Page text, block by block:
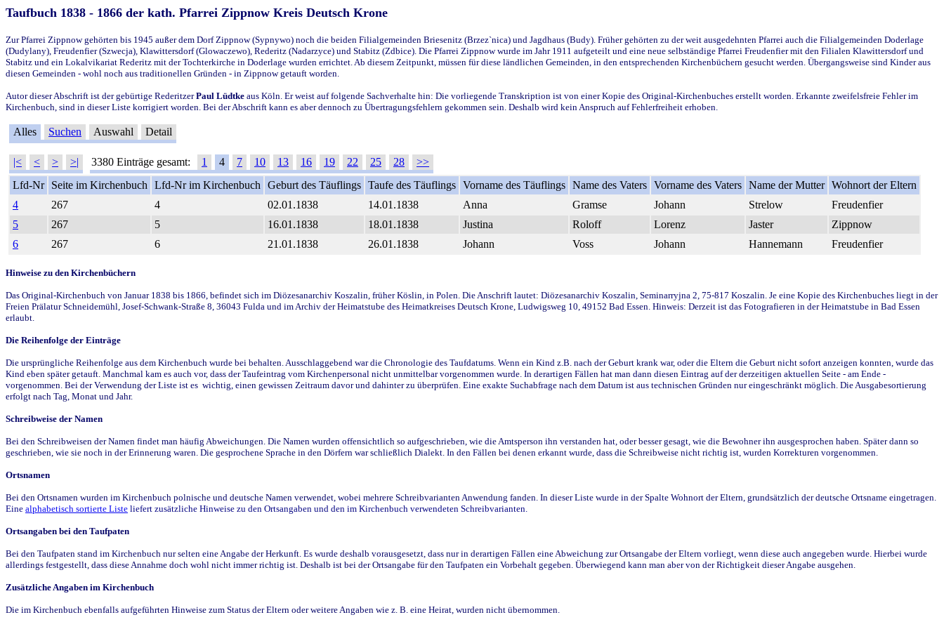
Taufbuch 1838 - 1866 der kath. Pfarrei Zippnow Kreis Deutsch Krone
Zur Pfarrei Zippnow gehörten bis 1945 außer dem Dorf Zippnow (Sypnywo) noch die beiden Filialgemeinden Briesenitz (Brzez`nica) und Jagdhaus (Budy). Früher gehörten zu der weit ausgedehnten Pfarrei auch die Filialgemeinden Doderlage
(Dudylany), Freudenfier (Szwecja), Klawittersdorf (Glowaczewo), Rederitz (Nadarzyce) und Stabitz (Zdbice). Die Pfarrei Zippnow wurde im Jahr 1911 aufgeteilt und eine neue selbständige Pfarrei Freudenfier mit den Filialen Klawittersdorf und
Stabitz und ein Lokalvikariat Rederitz mit der Tochterkirche in Doderlage wurden errichtet. Ab diesem Zeitpunkt, müssen für diese ländlichen Gemeinden, in den entsprechenden Kirchenbüchern gesucht werden. Übergangsweise sind Kinder aus
diesen Gemeinden - wohl noch aus traditionellen Gründen - in Zippnow getauft worden.
Autor dieser Abschrift ist der gebürtige RederitzerPaul Lüdtke aus Köln. Er weist auf folgende Sachverhalte hin: Die vorliegende Transkription ist von einer Kopie des Original-Kirchenbuches erstellt worden. Erkannte zweifelsfreie Fehler im
Kirchenbuch, sind in dieser Liste korrigiert worden. Bei der Abschrift kann es aber dennoch zu Übertragungsfehlern gekommen sein. Deshalb wird kein Anspruch auf Fehlerfreiheit erhoben.
Alles Suchen Auswahl Detail
|< < > >| 3380 Einträge gesamt: 1 4 7 10 13 16 19 22 25 28
>>
Lfd-Nr
Seite im Kirchenbuch Lfd-Nr im Kirchenbuch Geburt des Täuflings Taufe des Täuflings Vorname des Täuflings Name des Vaters Vorname des Vaters Name der Mutter Wohnort der Eltern
4
267 4 02.01.1838 14.01.1838 Anna Gramse Johann Strelow
Freudenfier
5
267 5 16.01.1838 18.01.1838 Justina Roloff Lorenz Jaster
Zippnow
6
267 6 21.01.1838 26.01.1838 Johann Voss Johann Hannemann Freudenfier
Hinweise zu den Kirchenbüchern
Das Original-Kirchenbuch von Januar 1838 bis 1866, befindet sich im Diözesanarchiv Koszalin, früher Köslin, in Polen. Die Anschrift lautet: Diözesanarchiv Koszalin, Seminarryjna 2, 75-817 Koszalin. Je eine Kopie des Kirchenbuches liegt in der
Freien Prälatur Schneidemühl, Josef-Schwank-Straße 8, 36043 Fulda und im Archiv der Heimatstube des Heimatkreises Deutsch Krone, Ludwigsweg 10, 49152 Bad Essen. Hinweis: Derzeit ist das Fotografieren in der Heimatstube in Bad Essen
erlaubt.
Die Reihenfolge der Einträge
Die ursprüngliche Reihenfolge aus dem Kirchenbuch wurde bei behalten. Ausschlaggebend war die Chronologie des Taufdatums. Wenn ein Kind z.B. nach der Geburt krank war, oder die Eltern die Geburt nicht sofort anzeigen konnten, wurde das
Kind eben später getauft. Manchmal kam es auch vor, dass der Taufeintrag vom Kirchenpersonal nicht unmittelbar vorgenommen wurde. In derartigen Fällen hat man dann diesen Eintrag auf der derzeitigen aktuellen Seite - am Ende -
vorgenommen. Bei der Verwendung der Liste ist es wichtig, einen gewissen Zeitraum davor und dahinter zu überprüfen. Eine exakte Suchabfrage nach dem Datum ist aus technischen Gründen nur eingeschränkt möglich. Die Ausgabesortierung
erfolgt nach Tag, Monat und Jahr.
Schreibweise der Namen
Bei den Schreibweisen der Namen findet man häufig Abweichungen. Die Namen wurden offensichtlich so aufgeschrieben, wie die Amtsperson ihn verstanden hat, oder besser gesagt, wie die Bewohner ihn ausgesprochen haben. Später dann so
geschrieben, wie sie noch in der Erinnerung waren. Die gesprochene Sprache in den Dörfern war schließlich Dialekt. In den Fällen bei denen erkannt wurde, dass die Schreibweise nicht richtig ist, wurden Korrekturen vorgenommen.
Ortsnamen
Bei den Ortsnamen wurden im Kirchenbuch polnische und deutsche Namen verwendet, wobei mehrere Schreibvarianten Anwendung fanden. In dieser Liste wurde in der Spalte Wohnort der Eltern, grundsätzlich der deutsche Ortsname eingetragen.
Eine alphabetisch sortierte Liste liefert zusätzliche Hinweise zu den Ortsangaben und den im Kirchenbuch verwendeten Schreibvarianten.
Ortsangaben bei den Taufpaten
Bei den Taufpaten stand im Kirchenbuch nur selten eine Angabe der Herkunft. Es wurde deshalb vorausgesetzt, dass nur in derartigen Fällen eine Abweichung zur Ortsangabe der Eltern vorliegt, wenn diese auch angegeben wurde. Hierbei wurde
allerdings festgestellt, dass diese Annahme doch wohl nicht immer richtig ist. Deshalb ist bei der Ortsangabe für den Taufpaten ein Vorbehalt gegeben. Überwiegend kann man aber von der Richtigkeit dieser Angabe ausgehen.
Zusätzliche Angaben im Kirchenbuch
Die im Kirchenbuch ebenfalls aufgeführten Hinweise zum Status der Eltern oder weitere Angaben wie z. B. eine Heirat, wurden nicht übernommen.